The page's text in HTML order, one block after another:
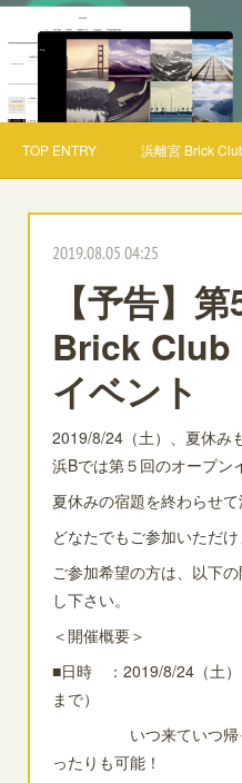
TOP ENTRY 浜離宮 Brick
2019.08.05 04:25
【予告】
Brick Club
イベント
2019/8/24（土）、夏休み
浜Bでは第５回のオープン
夏休みの宿題を終わらせ
どなたでもご参加いただけ
ご参加希望の方は、以下
し下さい。
＜開催概要＞
■日時 ：2019/8/24（土
まで）
いつ来ていつ帰って
ったりも可能！